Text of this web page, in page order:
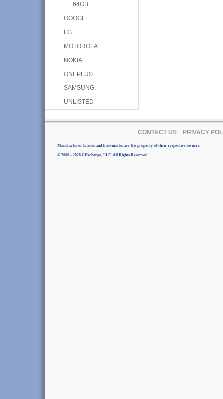
64GB
GOOGLE
LG
MOTOROLA
NOKIA
ONEPLUS
SAMSUNG
UNLISTED
CONTACT US| PRIVACY
Manufacturer brands and trademarks are the property of their respective owners.
© 2006 - 2026 CExchange, LLC. All Rights Reserved.